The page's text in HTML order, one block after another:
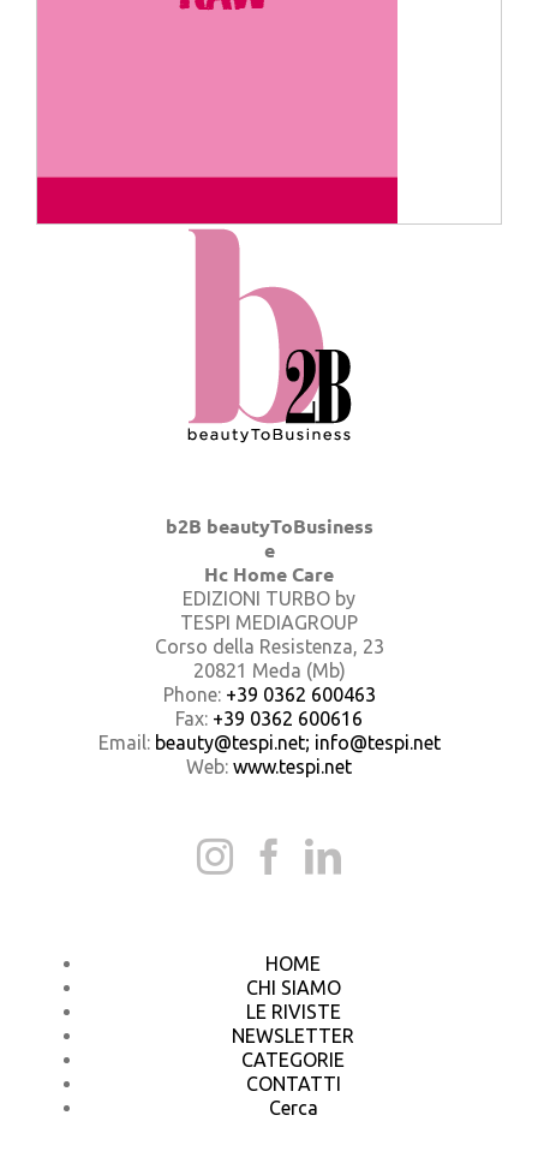
b2B beautyToBusiness
e
Hc Home Care
EDIZIONI TURBO by
TESPI MEDIAGROUP
Corso della Resistenza, 23
20821 Meda (Mb)
Phone: +39 0362 600463
Fax: +39 0362 600616
Email: beauty@tespi.net; info@tespi.net
Web: www.tespi.net
HOME
CHI SIAMO
LE RIVISTE
NEWSLETTER
CATEGORIE
CONTATTI
Cerca